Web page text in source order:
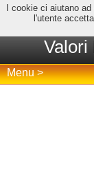
I cookie ci aiutano
l'utente
Valori
Menu >